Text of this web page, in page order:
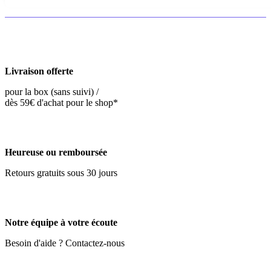
Livraison offerte
pour la box (sans suivi) /
dès 59€ d'achat pour le shop*
Heureuse ou remboursée
Retours gratuits sous 30 jours
Notre équipe à votre écoute
Besoin d'aide ? Contactez-nous